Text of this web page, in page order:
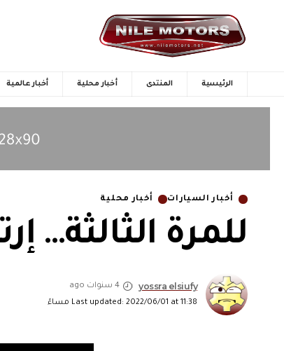
الرئيسية المنتدى أخبار محلية أخبار عالمية
أخبار السيارات أخبار محلية
للمرة الثالثة…
Last updated: 2022/06/01 at 11:38 مساءً
yossra elsiufy
4 سنوات ago